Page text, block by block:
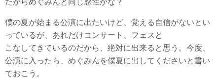
僕の夏が始まる公演に出たいけど、覚える自信がないとい
っているが、あれだけコンサート、フェスと
こなしてきているのだから、絶対に出来ると思う。今度、
公演に入ったら、めぐみんを僕夏に出してくださいと書い
ておこう。